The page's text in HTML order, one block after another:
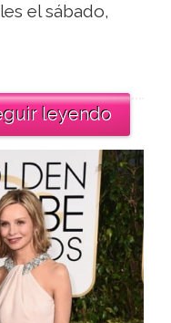
el sábado,
leyendo